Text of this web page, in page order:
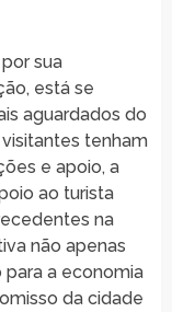
sua
está se
aguardados do
visitantes tenham
e apoio, a
ao turista
na
não apenas
a economia
da cidade